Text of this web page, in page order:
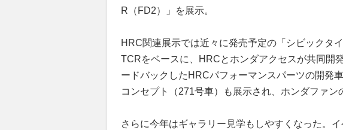
R（FD2）」を展示。
HRC関連展示では近々に発売予定の「シビックタ
TCRをベースに、HRCとホンダアクセスが共同開
ードバックしたHRCパフォーマンスパーツの開発
コンセプト（271号車）も展示され、ホンダファン
さらに今年はギャラリー見学もしやすくなった。